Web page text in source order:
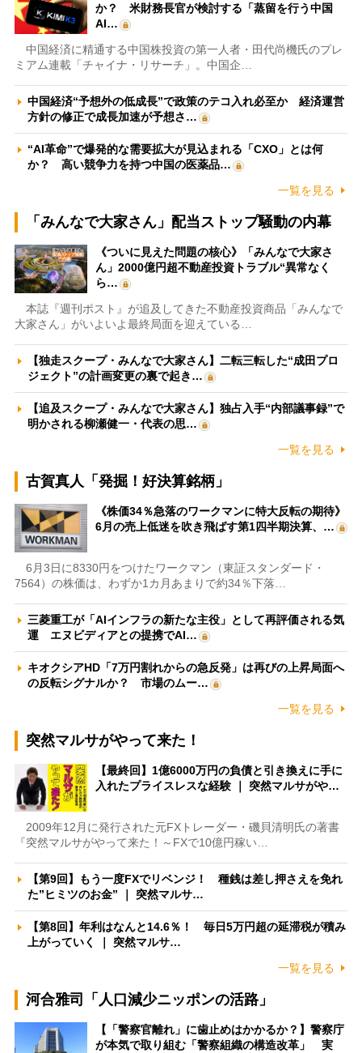
か？ 米財務長官が検討する「蒸留を行う中国
AI…
中国経済に精通する中国株投資の第一人者・田代尚機氏のプレ
ミアム連載「チャイナ・リサーチ」。中国企…
中国経済“予想外の低成長”で政策のテコ入れ必至か 経済運営
方針の修正で成長加速が予想さ…
“AI革命”で爆発的な需要拡大が見込まれる「CXO」とは何
か？ 高い競争力を持つ中国の医薬品…
一覧を見る
「みんなで大家さん」配当ストップ騒動の内幕
《ついに見えた問題の核心》「みんなで大家さ
ん」2000億円超不動産投資トラブル“異常なく
ら…
本誌『週刊ポスト』が追及してきた不動産投資商品「みんなで
大家さん」がいよいよ最終局面を迎えている…
【独走スクープ・みんなで大家さん】二転三転した“成田プロ
ジェクト”の計画変更の裏で起き…
【追及スクープ・みんなで大家さん】独占入手“内部議事録”で
明かされる柳瀬健一・代表の思…
一覧を見る
古賀真人「発掘！好決算銘柄」
《株価34％急落のワークマンに特大反転の期待》
6月の売上低迷を吹き飛ばす第1四半期決算、…
6月3日に8330円をつけたワークマン（東証スタンダード・
7564）の株価は、わずか1カ月あまりで約34％下落…
三菱重工が「AIインフラの新たな主役」として再評価される気
運 エヌビディアとの提携でAI…
キオクシアHD「7万円割れからの急反発」は再びの上昇局面へ
の反転シグナルか？ 市場のムー…
一覧を見る
突然マルサがやって来た！
【最終回】1億6000万円の負債と引き換えに手に
入れたプライスレスな経験 ｜ 突然マルサがや…
2009年12月に発行された元FXトレーダー・磯貝清明氏の著書
『突然マルサがやって来た！～FXで10億円稼い…
【第9回】もう一度FXでリベンジ！ 種銭は差し押さえを免れ
た”ヒミツのお金” ｜ 突然マルサ…
【第8回】年利はなんと14.6％！ 毎日5万円超の延滞税が積み
上がっていく ｜ 突然マルサ…
一覧を見る
河合雅司「人口減少ニッポンの活路」
【「警察官離れ」に歯止めはかかるか？】警察庁
が本気で取り組む「警察組織の構造改革」 実